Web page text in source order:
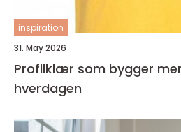
inspiration
31. May 2026
Profilklær som bygger
hverdagen